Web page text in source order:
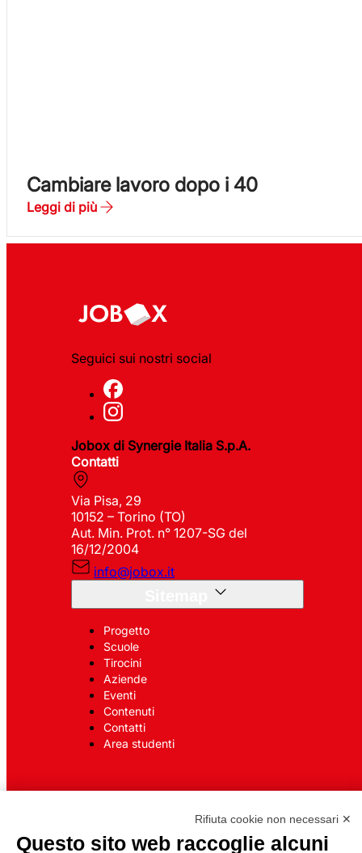
Cambiare lavoro dopo i 40
Leggi di più
Seguici sui nostri social
Jobox di Synergie Italia S.p.A.
Contatti
Via Pisa, 29
10152 – Torino (TO)
Aut. Min. Prot. n° 1207-SG del
16/12/2004
info@jobox.it
Progetto
Scuole
Tirocini
Aziende
Eventi
Contenuti
Contatti
Area studenti
© Jobox di
Privacy policy
Rifiuta cookie non necessari ✕
Questo sito web raccoglie alcuni